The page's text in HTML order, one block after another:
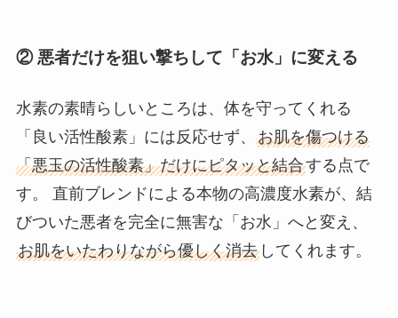
② 悪者だけを狙い撃ちして「お水」に変える
水素の素晴らしいところは、体を守ってくれる
「良い活性酸素」には反応せず、 お肌を傷つける
「悪玉の活性酸素」だけにピタッと結合する点で
す。 直前ブレンドによる本物の高濃度水素が、結
びついた悪者を完全に無害な「お水」へと変え、
お肌をいたわりながら優しく消去してくれます。